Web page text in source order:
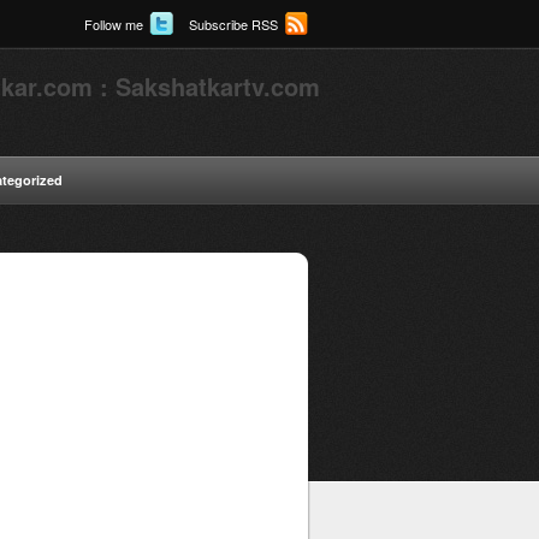
Follow me Subscribe RSS
: Sakshatkartv.com